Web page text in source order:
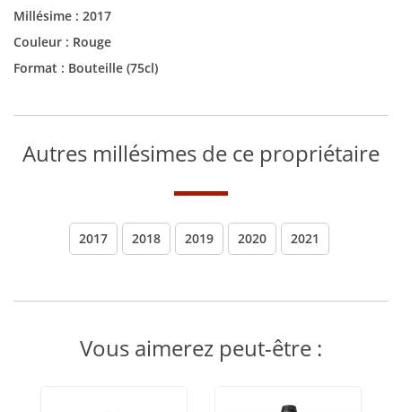
Millésime : 2017
Couleur : Rouge
Format : Bouteille (75cl)
Autres millésimes de ce propriétaire
2017 2018 2019 2020 2021
Vous aimerez peut-être :